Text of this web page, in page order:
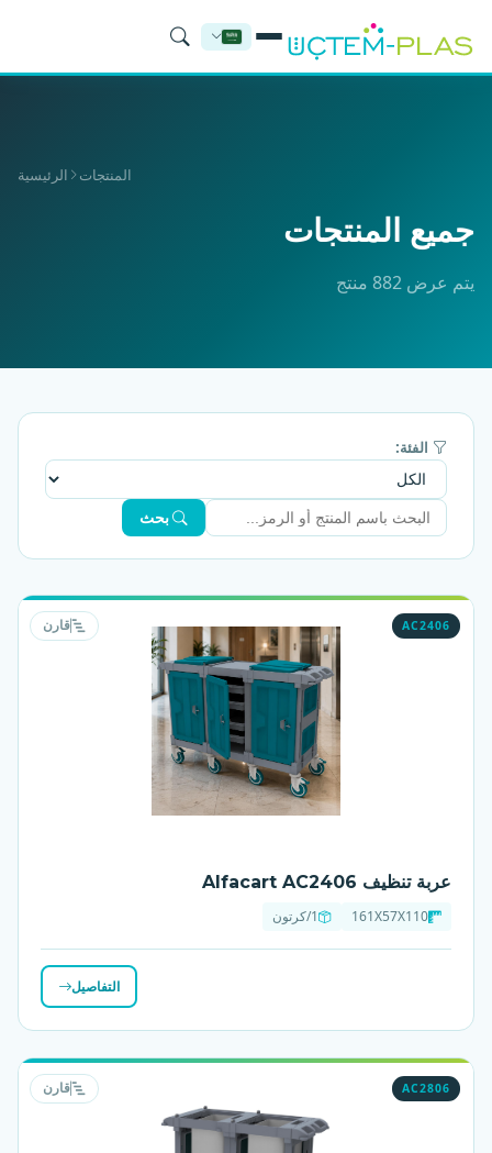
الرئيسية المنتجات
جميع المنتجات
يتم عرض 882 منتج
الفئة:
بحث
AC2406 قارن
عربة تنظيف Alfacart AC2406
161X57X110 1/كرتون
التفاصيل
AC2806 قارن